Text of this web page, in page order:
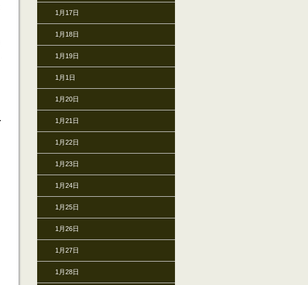
1月17日
1月18日
1月19日
1月1日
1月20日
1月21日
1月22日
1月23日
1月24日
1月25日
1月26日
1月27日
1月28日